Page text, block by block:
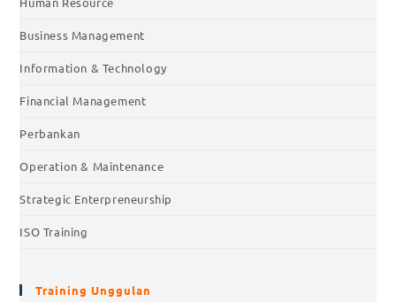
Business Management
Information & Technology
Financial Management
Perbankan
Operation & Maintenance
Strategic Enterpreneurship
ISO Training
Training Unggulan